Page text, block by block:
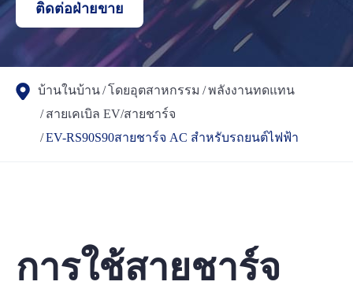
ติดต่อฝ่ายขาย
บ้านในบ้าน โดยอุตสาหกรรม
พลังงานทดแทน
สายเคเบิล EV/สายชาร์จ
EV-RS90S90สายชาร์จ AC สำหรับรถยนต์ไฟฟ้า
การใช้สายชาร์จ